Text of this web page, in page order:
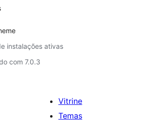
instalações ativas
com 7.0.3
Vitrine
Temas